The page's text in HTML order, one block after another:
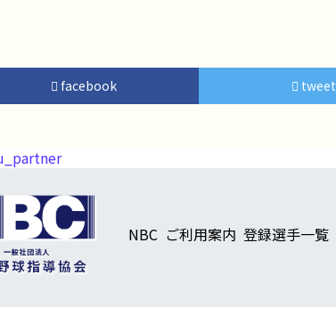
facebook tweet
ナビゲーション
NBC ご利用案内 登録選手一覧